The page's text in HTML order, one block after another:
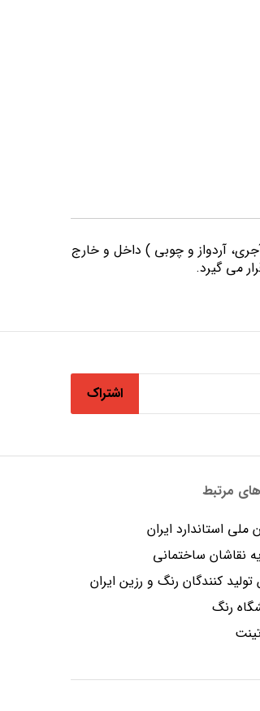
آردواز و چوبی ) داخل و خارج
اشتراک
مرتبط
ملی استاندارد ایران
نقاشان ساختمانی
كنندگان رنگ و رزين ايران
رنگ